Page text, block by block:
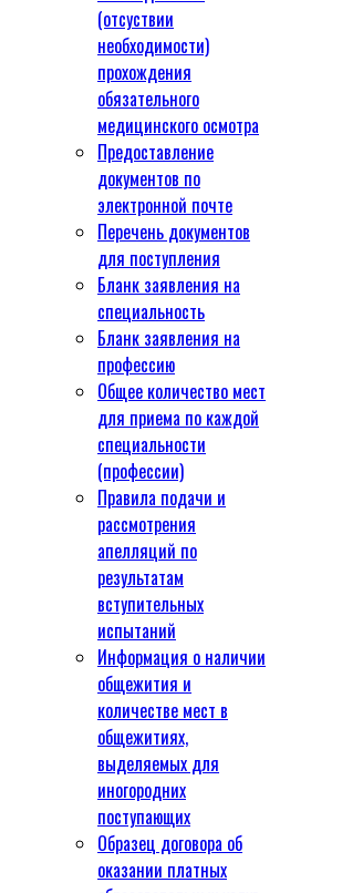
(отсуствии
необходимости)
прохождения
обязательного
медицинского осмотра
Предоставление
документов по
электронной почте
Перечень документов
для поступления
Бланк заявления на
специальность
Бланк заявления на
профессию
Общее количество мест
для приема по каждой
специальности
(профессии)
Правила подачи и
рассмотрения
апелляций по
результатам
вступительных
испытаний
Информация о наличии
общежития и
количестве мест в
общежитиях,
выделяемых для
иногородних
поступающих
Образец договора об
оказании платных